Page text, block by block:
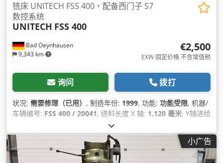
Bad Oeynhausen
9,343 km
铣床 UNITECH FSS 400，配备西门子 S7
数控系统
UNITECH FSS 400
€2,500
EXW 固定价格 不含增值税
询问 拨打
状况: 需要修理（已用） , 制造年份: 1999, 功能: 功能受限, 机器/
车辆编号: FSS 400 / 20041, 送料长度 X 轴: 1,120 毫米, Y轴进给
400 毫米
小广告